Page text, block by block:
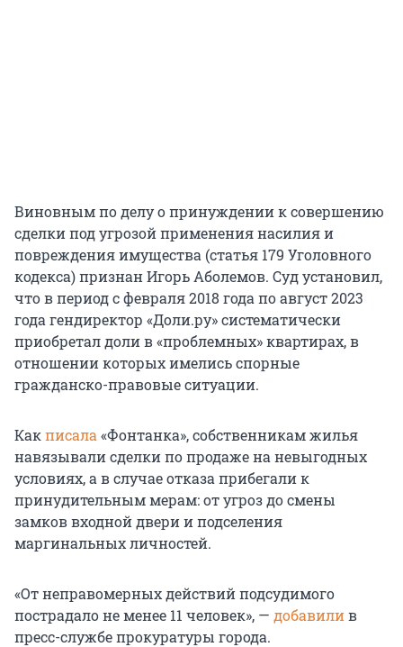
Виновным по делу о принуждении к совершению
сделки под угрозой применения насилия и
повреждения имущества (статья 179 Уголовного
кодекса) признан Игорь Аболемов. Суд установил,
что в период с февраля 2018 года по август 2023
года гендиректор «Доли.ру» систематически
приобретал доли в «проблемных» квартирах, в
отношении которых имелись спорные
гражданско-правовые ситуации.
Какписала «Фонтанка», собственникам жилья
навязывали сделки по продаже на невыгодных
условиях, а в случае отказа прибегали к
принудительным мерам: от угроз до смены
замков входной двери и подселения
маргинальных личностей.
«От неправомерных действий подсудимого
пострадало не менее 11 человек», — добавилив
пресс-службе прокуратуры города.